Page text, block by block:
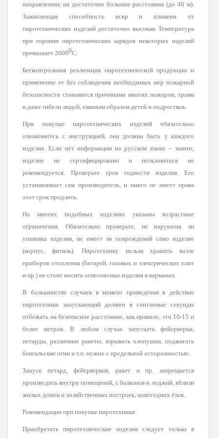
направлениях на достаточно большие расстояния (до 40 м).
Зажигающая способность искр и пламени от
пиротехнических изделий достаточно высокая. Температура
при горении пиротехнических зарядов некоторых изделий
превышает 20000С.
Бесконтрольная реализация пиротехнической продукции и
применение ее без соблюдения необходимых мер пожарной
безопасности становятся причинами многих пожаров, травм
и даже гибели людей, главным образом детей и подростков.
При покупке пиротехнических изделий обязательно
ознакомьтесь с инструкцией, она должна быть у каждого
изделия. Если нет информации на русском языке – значит,
изделие не сертифицировано и пользоваться не
рекомендуется. Проверьте срок годности изделия. Его
устанавливает сам производитель, и никто не имеет права
этот срок продлить.
На многих подобных изделиях указаны возрастные
ограничения. Обязательно проверьте, не нарушена ли
упаковка изделия, не имеет ли повреждений само изделие
(корпус, фитиль). Пиротехнику нельзя хранить возле
приборов отопления (батарей, газовых и электрических плит
и пр.) не стоит носить огнеопасные изделия в карманах.
В большинстве случаев в момент приведения в действие
пиротехники запускающий должен в считанные секунды
отбежать на безопасное расстояние, как правило, это 10-15 и
более метров. В любом случае запускать фейерверки,
петарды, различные ракеты, взрывать хлопушки, поджигать
бенгальские огни и т.п. нужно с предельной осторожностью.
Запуск петард, фейерверков, ракет и пр. запрещается
производить внутри помещений, с балконов и лоджий, вблизи
жилых домов и хозяйственных построек, новогодних ёлок.
Рекомендации при покупке пиротехники:
Приобретать пиротехнические изделия следует только в